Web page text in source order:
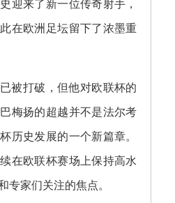
迎来了新一位传奇射手，
在欧洲足坛留下了浓墨重
被打破，但他对欧联杯的
梅扬的超越并不是法尔考
历史发展的一个新篇章。
在欧联杯赛场上保持高水
专家们关注的焦点。